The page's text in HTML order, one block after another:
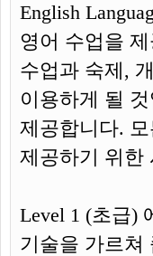
English
영어 수업을
수업과 숙제,
이용하게 될
제공합니다.
제공하기 위한
Level 1 (초급)
기술을 가르쳐